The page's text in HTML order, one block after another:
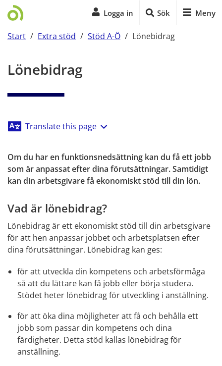
Logga in Sök Meny
Start / Extra stöd / Stöd A-Ö / Lönebidrag
Lönebidrag
Translate this page
Om du har en funktionsnedsättning kan du få ett jobb
som är anpassat efter dina förutsättningar. Samtidigt
kan din arbetsgivare få ekonomiskt stöd till din lön.
Vad är lönebidrag?
Lönebidrag är ett ekonomiskt stöd till din arbetsgivare
för att hen anpassar jobbet och arbetsplatsen efter
dina förutsättningar. Lönebidrag kan ges:
för att utveckla din kompetens och arbetsförmåga
så att du lättare kan få jobb eller börja studera.
Stödet heter lönebidrag för utveckling i anställning.
för att öka dina möjligheter att få och behålla ett
jobb som passar din kompetens och dina
färdigheter. Detta stöd kallas lönebidrag för
anställning.